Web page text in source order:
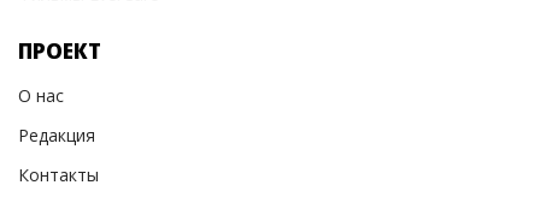
ПРОЕКТ
О нас
Редакция
Контакты